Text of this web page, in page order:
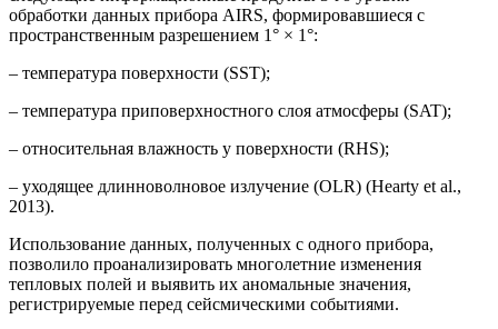
обработки данных прибора AIRS, формировавшиеся с
пространственным разрешением 1° × 1°:
– температура поверхности (SST);
– температура приповерхностного слоя атмосферы (SAT);
– относительная влажность у поверхности (RHS);
– уходящее длинноволновое излучение (OLR) (Hearty et al.,
2013).
Использование данных, полученных с одного прибора,
позволило проанализировать многолетние изменения
тепловых полей и выявить их аномальные значения,
регистрируемые перед сейсмическими событиями.